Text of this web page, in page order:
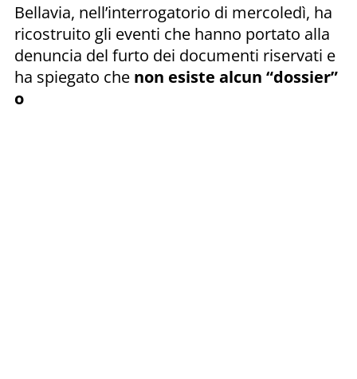
Bellavia, nell’interrogatorio di mercoledì, ha
ricostruito gli eventi che hanno portato alla
denuncia del furto dei documenti riservati e
ha spiegato che non esiste alcun “dossier”
o